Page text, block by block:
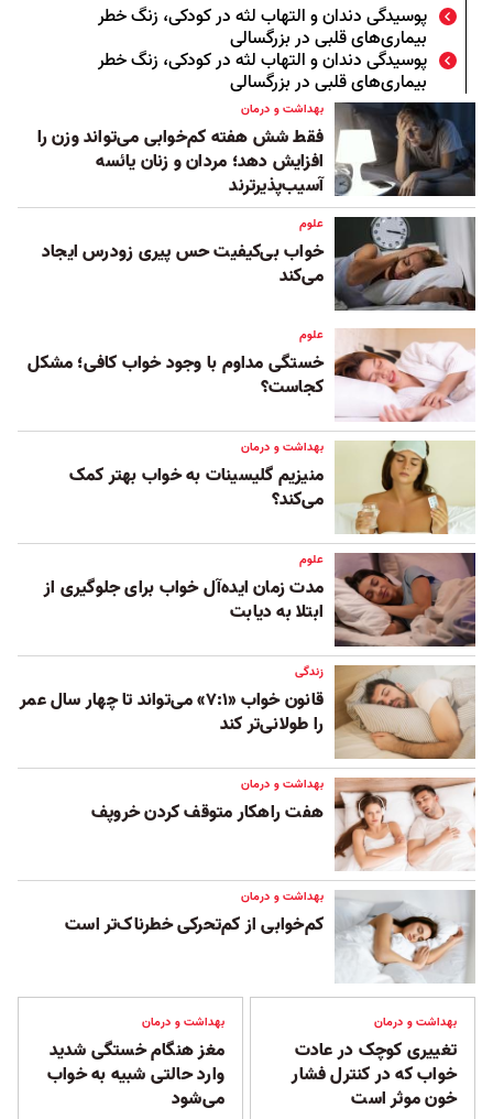
پوسیدگی دندان و التهاب لثه در کودکی، زنگ خطر
بیماری‌های قلبی در بزرگسالی
پوسیدگی دندان و التهاب لثه در کودکی، زنگ خطر
بیماری‌های قلبی در بزرگسالی
بهداشت و درمان
فقط شش هفته کم‌خوابی می‌تواند وزن را
افزایش دهد؛ مردان و زنان یائسه
آسیب‌پذیرترند
علوم
خواب بی‌کیفیت حس پیری زودرس ایجاد
می‌کند
علوم
خستگی مداوم با وجود خواب کافی؛ مشکل
کجاست؟
بهداشت و درمان
منیزیم گلیسینات به خواب بهتر کمک
می‌کند؟
علوم
مدت زمان ایده‌آل خواب برای جلوگیری از
ابتلا به دیابت
زندگی
قانون خواب «۷:۱» می‌تواند تا چهار سال عمر
را طولانی‌تر کند
بهداشت و درمان
هفت راهکار متوقف کردن خروپف
بهداشت و درمان
کم‌خوابی از کم‌تحرکی خطرناک‌تر است
بهداشت و درمان
تغییری کوچک در عادت
خواب که در کنترل فشار
خون موثر است
بهداشت و درمان
مغز هنگام خستگی شدید
وارد حالتی شبیه به خواب
می‌شود